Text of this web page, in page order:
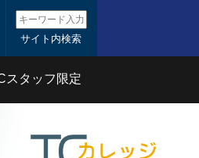
シリティ
スタッフ限定